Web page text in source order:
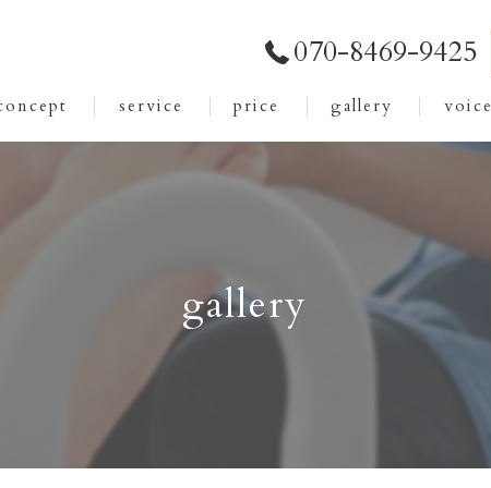
070-8469-9425
service price gallery voice
gallery